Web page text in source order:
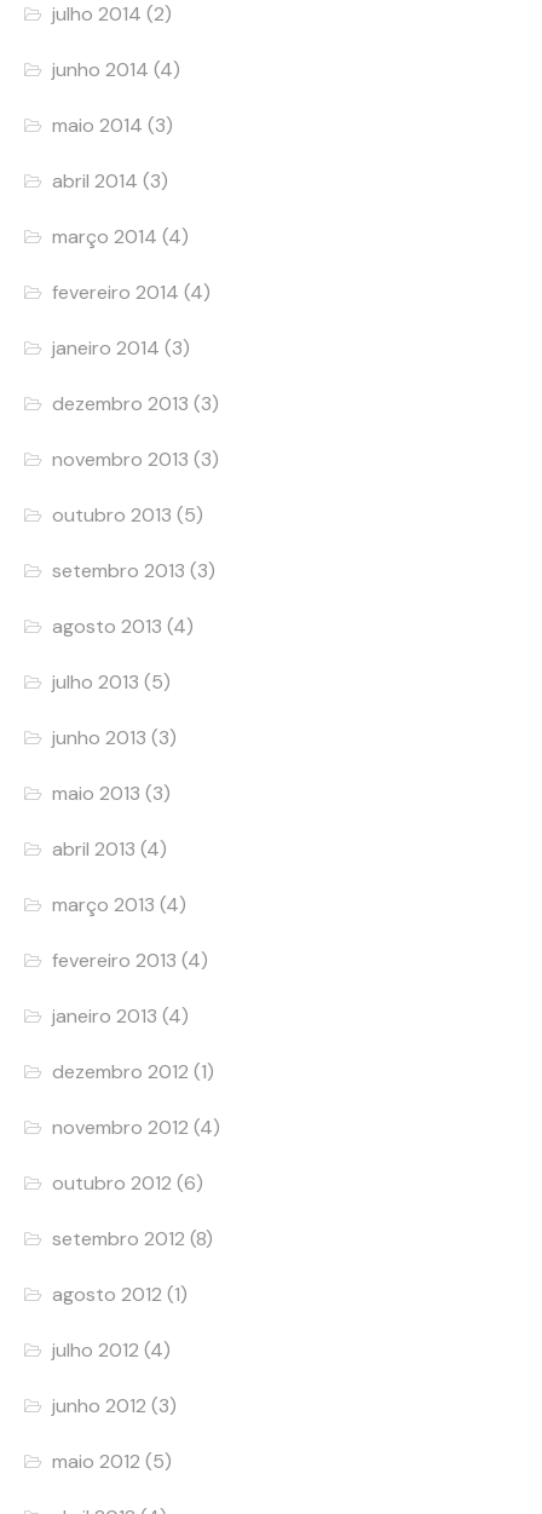
julho 2014 (2)
junho 2014 (4)
maio 2014 (3)
abril 2014 (3)
março 2014 (4)
fevereiro 2014 (4)
janeiro 2014 (3)
dezembro 2013 (3)
novembro 2013 (3)
outubro 2013 (5)
setembro 2013 (3)
agosto 2013 (4)
julho 2013 (5)
junho 2013 (3)
maio 2013 (3)
abril 2013 (4)
março 2013 (4)
fevereiro 2013 (4)
janeiro 2013 (4)
dezembro 2012 (1)
novembro 2012 (4)
outubro 2012 (6)
setembro 2012 (8)
agosto 2012 (1)
julho 2012 (4)
junho 2012 (3)
maio 2012 (5)